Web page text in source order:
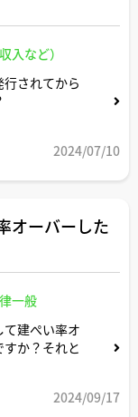
入など）
されてから
2024/07/10
オーバーした
一般
建ぺい率オ
か？それと
2024/09/17